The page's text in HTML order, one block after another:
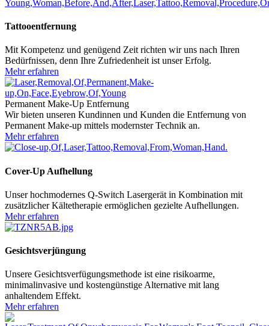
Tattooentfernung
Mit Kompetenz und genügend Zeit richten wir uns nach Ihren
Bedürfnissen, denn Ihre Zufriedenheit ist unser Erfolg.
Mehr erfahren
Permanent Make-Up Entfernung
Wir bieten unseren Kundinnen und Kunden die Entfernung von
Permanent Make-up mittels modernster Technik an.
Mehr erfahren
Cover-Up Aufhellung
Unser hochmodernes Q-Switch Lasergerät in Kombination mit
zusätzlicher Kältetherapie ermöglichen gezielte Aufhellungen.
Mehr erfahren
Gesichtsverjüngung
Unsere Gesichtsverfügungsmethode ist eine risikoarme,
minimalinvasive und kostengünstige Alternative mit lang
anhaltendem Effekt.
Mehr erfahren